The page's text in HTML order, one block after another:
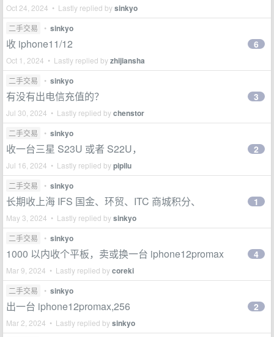
Oct 24, 2024 • Lastly replied bysinkyo
二手交易 • sinkyo
收 iphone11/12
Oct 1, 2024 • Lastly replied byzhijiansha
6
二手交易 • sinkyo
有没有出电信充值的？
Jul 30, 2024 • Lastly replied bychenstor
3
二手交易 • sinkyo
收一台三星 S23U 或者 S22U，
Jul 16, 2024 • Lastly replied bypipilu
2
二手交易 • sinkyo
长期收上海 IFS 国金、环贸、ITC 商城积分、
May 3, 2024 • Lastly replied bysinkyo
1
二手交易 • sinkyo
1000 以内收个平板，卖或换一台 iphone12promax
Mar 9, 2024 • Lastly replied bycoreki
4
二手交易 • sinkyo
出一台 iphone12promax,256
Mar 2, 2024 • Lastly replied bysinkyo
2